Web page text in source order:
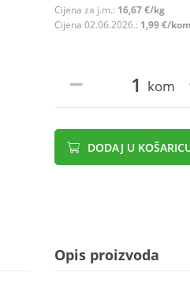
Cijena za j.m.: 16,67 €/kg
Cijena 02.06.2026.: 1,99 €/kom
kom
DODAJ U
Opis proizvoda